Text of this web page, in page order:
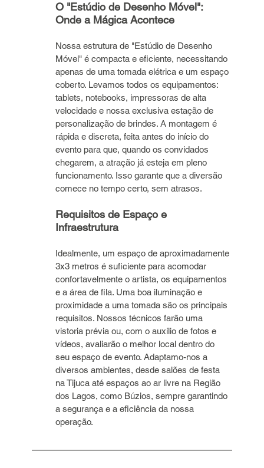
O "Estúdio de Desenho Móvel":
Onde a Mágica Acontece
Nossa estrutura de "Estúdio de Desenho
Móvel" é compacta e eficiente, necessitando
apenas de uma tomada elétrica e um espaço
coberto. Levamos todos os equipamentos:
tablets, notebooks, impressoras de alta
velocidade e nossa exclusiva estação de
personalização de brindes. A montagem é
rápida e discreta, feita antes do início do
evento para que, quando os convidados
chegarem, a atração já esteja em pleno
funcionamento. Isso garante que a diversão
comece no tempo certo, sem atrasos.
Requisitos de Espaço e
Infraestrutura
Idealmente, um espaço de aproximadamente
3x3 metros é suficiente para acomodar
confortavelmente o artista, os equipamentos
e a área de fila. Uma boa iluminação e
proximidade a uma tomada são os principais
requisitos. Nossos técnicos farão uma
vistoria prévia ou, com o auxílio de fotos e
vídeos, avaliarão o melhor local dentro do
seu espaço de evento. Adaptamo-nos a
diversos ambientes, desde salões de festa
na Tijuca até espaços ao ar livre na Região
dos Lagos, como Búzios, sempre garantindo
a segurança e a eficiência da nossa
operação.